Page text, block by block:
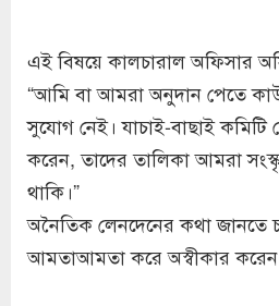
এই বিষয়ে কালচারাল অফিসার
“আমি বা আমরা অনুদান পেতে
সুযোগ নেই। যাচাই-বাছাই কমিটি
করেন, তাদের তালিকা আমরা
থাকি।”
অনৈতিক লেনদেনের কথা জানতে
আমতাআমতা করে অস্বীকার